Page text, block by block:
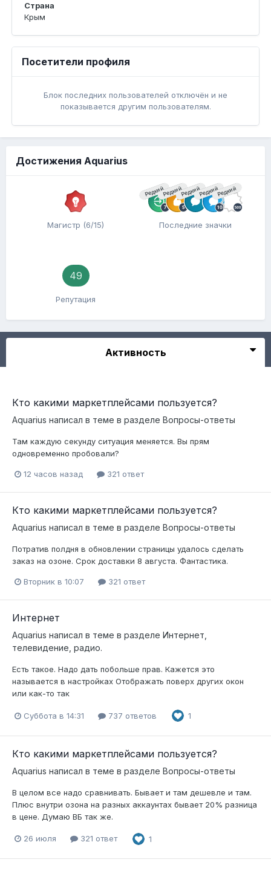
Страна
Крым
Посетители профиля
Блок последних пользователей отключён и не
показывается другим пользователям.
Достижения Aquarius
Магистр (6/15)
РедкийРедкийРедкийРедкийРедкий
Последние значки
49
Репутация
Активность
Кто какими маркетплейсами пользуется?
Aquarius написал в теме в разделе Вопросы-ответы
Там каждую секунду ситуация меняется. Вы прям
одновременно пробовали?
12 часов назад 321 ответ
Кто какими маркетплейсами пользуется?
Aquarius написал в теме в разделе Вопросы-ответы
Потратив полдня в обновлении страницы удалось сделать
заказ на озоне. Срок доставки 8 августа. Фантастика.
Вторник в 10:07 321 ответ
Интернет
Aquarius написал в теме в разделе Интернет,
телевидение, радио.
Есть такое. Надо дать побольше прав. Кажется это
называется в настройках Отображать поверх других окон
или как-то так
Суббота в 14:31 737 ответов 1
Кто какими маркетплейсами пользуется?
Aquarius написал в теме в разделе Вопросы-ответы
В целом все надо сравнивать. Бывает и там дешевле и там.
Плюс внутри озона на разных аккаунтах бывает 20% разница
в цене. Думаю ВБ так же.
26 июля 321 ответ 1